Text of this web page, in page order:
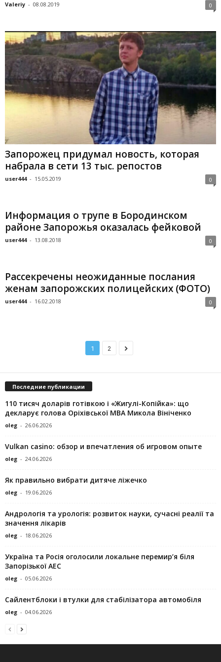
Valeriy - 08.08.2019 0
Запорожец придумал новость, которая
набрала в сети 13 тыс. репостов
user444 - 15.05.2019 0
Информация о трупе в Бородинском
районе Запорожья оказалась фейковой
user444 - 13.08.2018 0
Рассекречены неожиданные послания
женам запорожских полицейских (ФОТО)
user444 - 16.02.2018 0
1 2
Последние публикации
110 тисяч доларів готівкою і «Жигулі-Копійка»: що
декларує голова Оріхівської МВА Микола Вініченко
oleg - 26.06.2026
Vulkan casino: обзор и впечатления об игровом опыте
oleg - 24.06.2026
Як правильно вибрати дитяче ліжечко
oleg - 19.06.2026
Андрологія та урологія: розвиток науки, сучасні реалії та
значення лікарів
oleg - 18.06.2026
Україна та Росія оголосили локальне перемир’я біля
Запорізької АЕС
oleg - 05.06.2026
Сайлентблоки і втулки для стабілізатора автомобіля
oleg - 04.06.2026